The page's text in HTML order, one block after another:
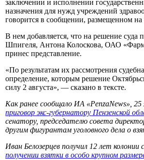
заключении и исполнении
назначения для нужд учреждений
говорится в сообщении, размещенном на
В нем добавляется, что на решение
Шпигеля, Антона Колоскова, ОАО
принес представление.
«По результатам их рассмотрения
определение, которым решение
силу 2 августа», — сказано в тексте.
Как ранее сообщало ИА «PenzaNews», 25
приговор экс-губернатору Пензенской
сенатору, председателю совета
другим фигурантам уголовного дела о
Иван Белозерцев получил 12 лет
получении взятки в особо крупном